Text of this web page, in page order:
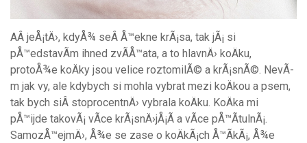
AÂ jeÅ¡tÄ›, kdyÅ¾ seÂ Å™ekne krÃ¡sa, tak jÃ¡ si
pÅ™edstavÃ­m ihned zvÃ­Å™ata, a to hlavnÄ› koÄku,
protoÅ¾e koÄky jsou velice roztomilÃ© a krÃ¡snÃ©. NevÃ­
m jak vy, ale kdybych si mohla vybrat mezi koÄkou a psem,
tak bych siÂ stoprocentnÄ› vybrala koÄku. KoÄka mi
pÅ™ijde takovÃ¡ vÃ­ce krÃ¡snÄ›jÅ¡Ã­ a vÃ­ce pÅ™Ã­tulnÃ¡.
SamozÅ™ejmÄ›, Å¾e se zase o koÄkÃ¡ch Å™Ã­kÃ¡, Å¾e